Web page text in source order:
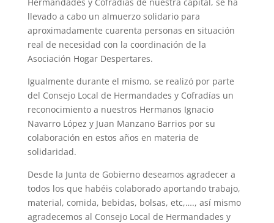
llevado a cabo un almuerzo solidario para
aproximadamente cuarenta personas en situación
real de necesidad con la coordinación de la
Asociación Hogar Despertares.
Igualmente durante el mismo, se realizó por parte
del Consejo Local de Hermandades y Cofradías un
reconocimiento a nuestros Hermanos Ignacio
Navarro López y Juan Manzano Barrios por su
colaboración en estos años en materia de
solidaridad.
Desde la Junta de Gobierno deseamos agradecer a
todos los que habéis colaborado aportando trabajo,
material, comida, bebidas, bolsas, etc,…., así mismo
agradecemos al Consejo Local de Hermandades y